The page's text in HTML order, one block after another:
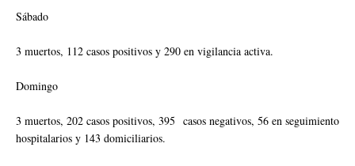
Sábado
3 muertos, 112 casos positivos y 290 en vigilancia activa.
Domingo
3 muertos, 202 casos positivos, 395 casos negativos, 56 en seguimiento
hospitalarios y 143 domiciliarios.